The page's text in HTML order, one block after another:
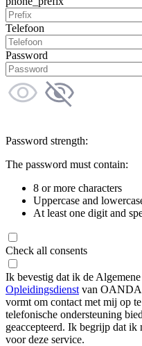
Telefoon
Password
Password strength:
The password must contain:
8 or more characters
Uppercase and
At least one digit and
Check all consents
Ik bevestig dat ik de
Opleidingsdienst van OANDA
vormt om contact met mij op
telefonische ondersteuning
geaccepteerd. Ik begrijp dat ik
voor deze service.